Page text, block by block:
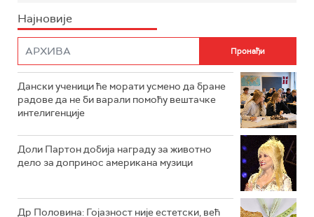
Најновије
Дански ученици ће морати усмено да бране
радове да не би варали помоћу вештачке
интелигенције
Доли Партон добија награду за животно
дело за допринос американа музици
Др Половина: Гојазност није естетски, већ